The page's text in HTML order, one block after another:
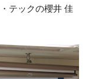
テックの櫻井 佳